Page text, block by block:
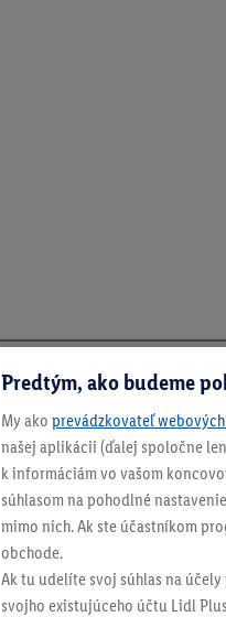
Predtým, ako budeme
My ako prevádzkovateľ
našej aplikácii (ďalej spoločne
k informáciám vo vašom
súhlasom na pohodlné
mimo nich. Ak ste účastníkom
obchode.
Ak tu udelíte svoj súhlas na
svojho existujúceho účtu Lidl